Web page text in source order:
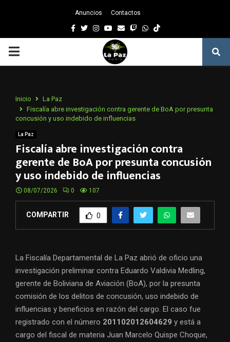
Anuncios Contactos
Facebook
TwitterInstagram
Youtube
EmailTwitchWhatsapp
PRIMARY
Inicio
La Paz
Fiscalía abre investigación contra gerente de BoA por presunta
concusión y uso indebido de influencias
La Paz
Fiscalía abre investigación contra
gerente de BoA por presunta concusión
y uso indebido de influencias
08/07/2026 0 107
COMPARTIR 0
La Fiscalía Departamental de La Paz abrió de oficio una
investigación preliminar contra Eduardo Valdivia Medling,
gerente de Boliviana de Aviación (BoA), por la presunta
comisión de los delitos de concusión, uso indebido de
influencias y beneficios en razón del cargo. El caso fue
registrado con el número 201102012604629 y está a
cargo del fiscal de materia Juan Marcelo Quispe Choque,